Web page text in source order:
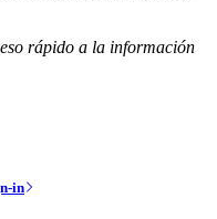
rápido a la información
in